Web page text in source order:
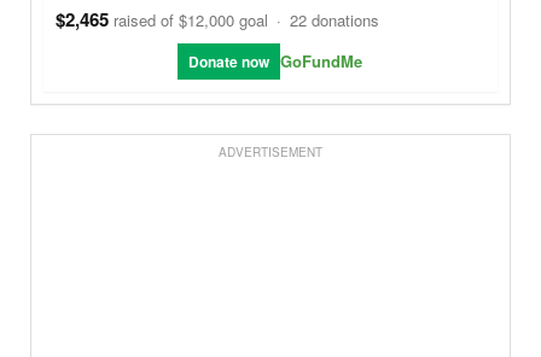
$2,465 raised of $12,000 goal · 22 donations
Donate now GoFundMe
ADVERTISEMENT